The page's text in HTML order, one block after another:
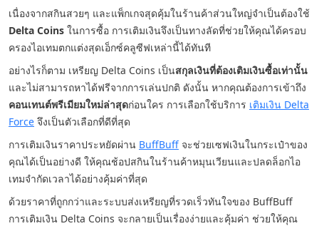
เนื่องจากสกินสวยๆ และแพ็กเกจสุดคุ้มในร้านค้าส่วนใหญ่จำเป็นต้องใช้
Delta Coins ในการซื้อ การเติมเงินจึงเป็นทางลัดที่ช่วยให้คุณได้ครอบ
ครองไอเทมตกแต่งสุดเอ็กซ์คลูซีฟเหล่านี้ได้ทันที
อย่างไรก็ตาม เหรียญ Delta Coins เป็นสกุลเงินที่ต้องเติมเงินซื้อเท่านั้น
และไม่สามารถหาได้ฟรีจากการเล่นปกติ ดังนั้น หากคุณต้องการเข้าถึง
คอนเทนต์พรีเมียมใหม่ล่าสุดก่อนใคร การเลือกใช้บริการ เติมเงิน Delta
Force จึงเป็นตัวเลือกที่ดีที่สุด
การเติมเงินราคาประหยัดผ่าน BuffBuff จะช่วยเซฟเงินในกระเป๋าของ
คุณได้เป็นอย่างดี ให้คุณช้อปสกินในร้านค้าหมุนเวียนและปลดล็อกไอ
เทมจำกัดเวลาได้อย่างคุ้มค่าที่สุด
ด้วยราคาที่ถูกกว่าและระบบส่งเหรียญที่รวดเร็วทันใจของ BuffBuff
การเติมเงิน Delta Coins จะกลายเป็นเรื่องง่ายและคุ้มค่า ช่วยให้คุณ